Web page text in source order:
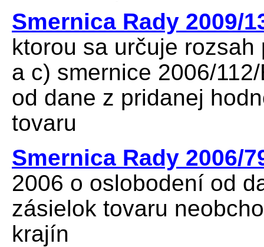
Smernica Rady 2009/
ktorou sa určuje
a c) smernice 2006/
od dane z pridanej
tovaru
Smernica Rady 2006/
2006 o oslobodení od
zásielok tovaru
krajín